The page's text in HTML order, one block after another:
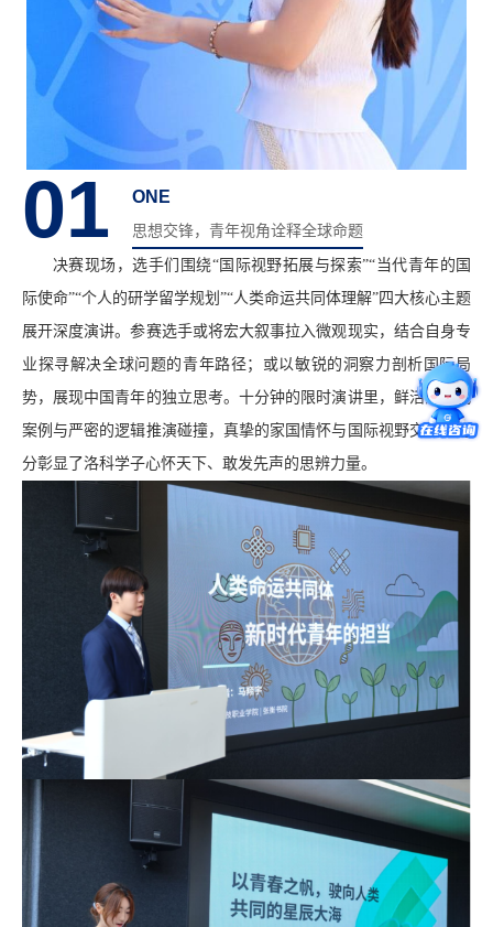
01 ONE
思想交锋，青年视角诠释全球命题
决赛现场，选手们围绕“国际视野拓展与探索”“当代青年的国
际使命”“个人的研学留学规划”“人类命运共同体理解”四大核心主题
展开深度演讲。参赛选手或将宏大叙事拉入微观现实，结合自身专
业探寻解决全球问题的青年路径；或以敏锐的洞察力剖析国际局
势，展现中国青年的独立思考。十分钟的限时演讲里，鲜活的时代
案例与严密的逻辑推演碰撞，真挚的家国情怀与国际视野交织，充
分彰显了洛科学子心怀天下、敢发先声的思辨力量。